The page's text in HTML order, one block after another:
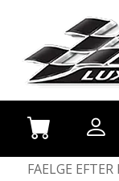
FAELGE EFTER